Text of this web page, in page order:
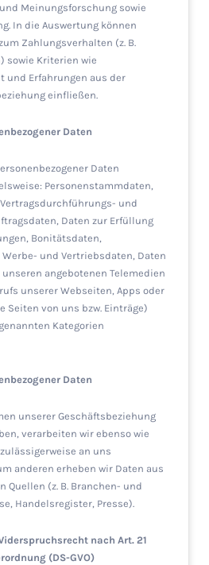
Meinungsforschung sowie
In die Auswertung können
Zahlungsverhalten (z. B.
sowie Kriterien wie
und Erfahrungen aus der
einfließen.
Daten
Daten
Personenstammdaten,
und
Daten zur Erfüllung
Bonitätsdaten,
und Vertriebsdaten, Daten
angebotenen Telemedien
unserer Webseiten, Apps oder
Seiten von uns bzw. Einträge)
Kategorien
Daten
unserer Geschäftsbeziehung
verarbeiten wir ebenso wie
an uns
anderen erheben wir Daten aus
Quellen (z. B. Branchen- und
Handelsregister, Presse).
nach Art. 21
(DS-GVO)